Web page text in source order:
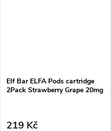
Elf Bar ELFA Pods cartridge
2Pack Strawberry Grape 20mg
219 Kč